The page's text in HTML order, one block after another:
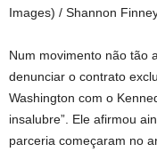
Images) / Shannon
Num movimento não tão
denunciar o contrato
Washington com o
insalubre”. Ele afirmou
parceria começaram no